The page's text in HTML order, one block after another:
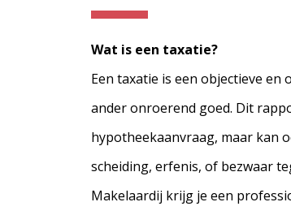
Wat is een taxatie?
Een taxatie is een objectieve
ander onroerend goed. Dit
hypotheekaanvraag, maar kan
scheiding, erfenis, of bezwaar
Makelaardij krijg je een